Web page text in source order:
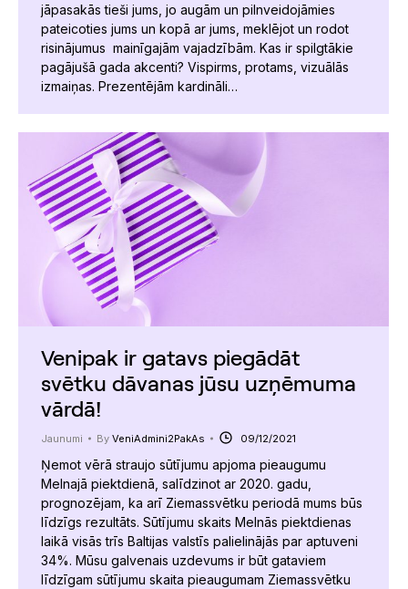
jāpasakās tieši jums, jo augām un pilnveidojāmies
pateicoties jums un kopā ar jums, meklējot un rodot
risinājumus mainīgajām vajadzībām. Kas ir spilgtākie
pagājušā gada akcenti? Vispirms, protams, vizuālās
izmaiņas. Prezentējām kardināli…
Venipak ir gatavs piegādāt
svētku dāvanas jūsu uzņēmuma
vārdā!
Jaunumi By VeniAdmini2PakAs 09/12/2021
Ņemot vērā straujo sūtījumu apjoma pieaugumu
Melnajā piektdienā, salīdzinot ar 2020. gadu,
prognozējam, ka arī Ziemassvētku periodā mums būs
līdzīgs rezultāts. Sūtījumu skaits Melnās piektdienas
laikā visās trīs Baltijas valstīs palielinājās par aptuveni
34%. Mūsu galvenais uzdevums ir būt gataviem
līdzīgam sūtījumu skaita pieaugumam Ziemassvētku